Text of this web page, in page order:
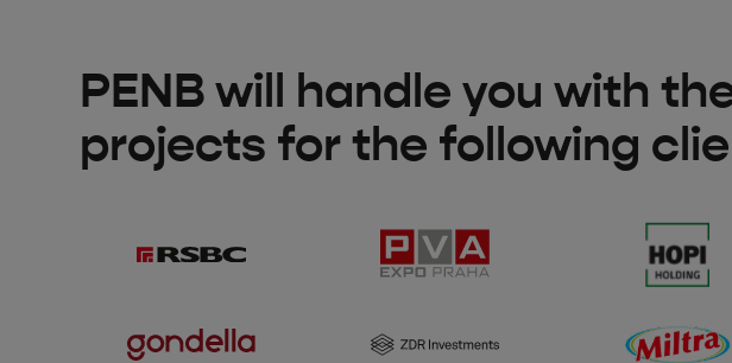
PENB will handle you with
projects for the following